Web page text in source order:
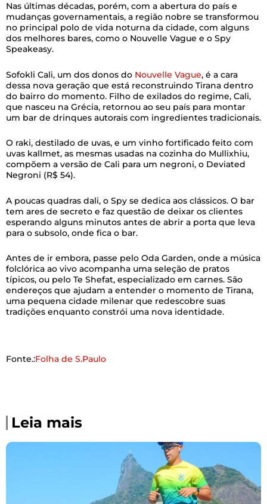
Nas últimas décadas, porém, com a abertura do país e
mudanças governamentais, a região nobre se transformou
no principal polo de vida noturna da cidade, com alguns
dos melhores bares, como o Nouvelle Vague e o Spy
Speakeasy.
Sofokli Cali, um dos donos do Nouvelle Vague, é a cara
dessa nova geração que está reconstruindo Tirana dentro
do bairro do momento. Filho de exilados do regime, Cali,
que nasceu na Grécia, retornou ao seu país para montar
um bar de drinques autorais com ingredientes tradicionais.
O raki, destilado de uvas, e um vinho fortificado feito com
uvas kallmet, as mesmas usadas na cozinha do Mullixhiu,
compõem a versão de Cali para um negroni, o Deviated
Negroni (R$ 54).
A poucas quadras dali, o Spy se dedica aos clássicos. O bar
tem ares de secreto e faz questão de deixar os clientes
esperando alguns minutos antes de abrir a porta que leva
para o subsolo, onde fica o bar.
Antes de ir embora, passe pelo Oda Garden, onde a música
folclórica ao vivo acompanha uma seleção de pratos
típicos, ou pelo Te Shefat, especializado em carnes. São
endereços que ajudam a entender o momento de Tirana,
uma pequena cidade milenar que redescobre suas
tradições enquanto constrói uma nova identidade.
Fonte.:Folha de S.Paulo
Leia mais